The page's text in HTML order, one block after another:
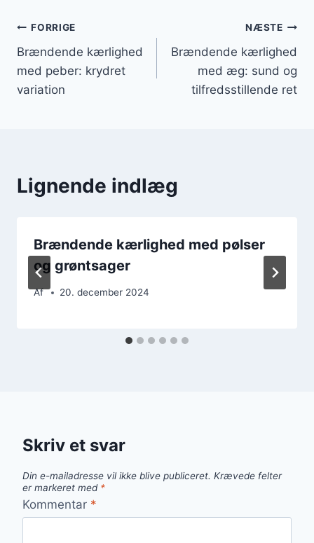
Indlægsnavigation
FORRIGE
Brændende kærlighed
med peber: krydret
variation
NÆSTE
Brændende kærlighed
med æg: sund og
tilfredsstillende ret
Lignende indlæg
Brændende kærlighed med pølser
og grøntsager
Af 20. december 2024
Skriv et svar
Din e-mailadresse vil ikke blive publiceret. Krævede felter
er markeret med *
Kommentar *